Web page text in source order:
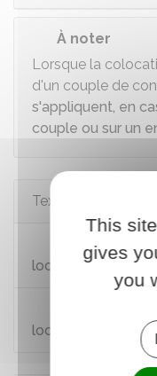
À noter
Lorsque la
d'un couple de
s'appliquent, en
couple ou sur un
Textes de référence
Loi n°89-462
locatifs : article 8-1
Loi n°89-462
locatifs : article 7-1
This
gives
you